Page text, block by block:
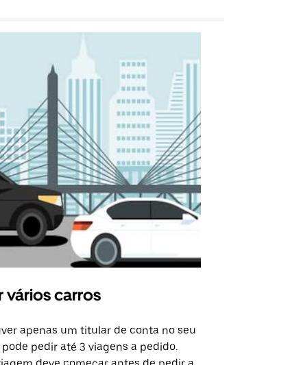
vários carros
apenas um titular de conta no seu
pedir até 3 viagens a pedido.